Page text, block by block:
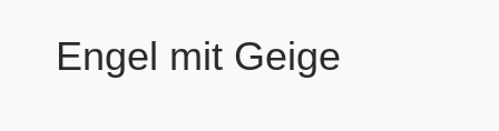
Engel mit Geige